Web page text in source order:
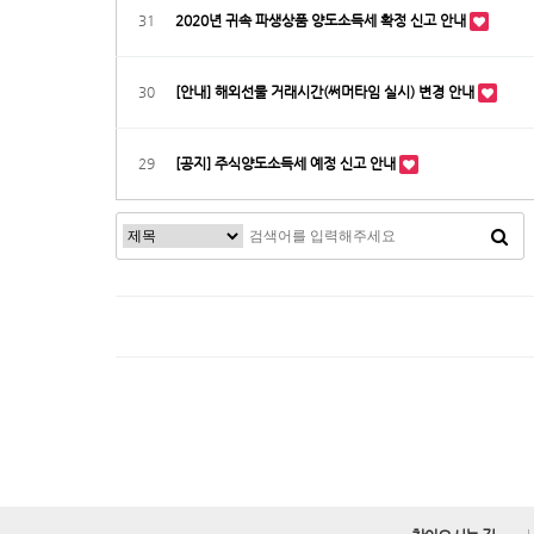
31 2020년 귀속 파생상품 양도소득세 확정 신고 안내
30 [안내] 해외선물 거래시간(써머타임 실시) 변경 안내
29 [공지] 주식양도소득세 예정 신고 안내